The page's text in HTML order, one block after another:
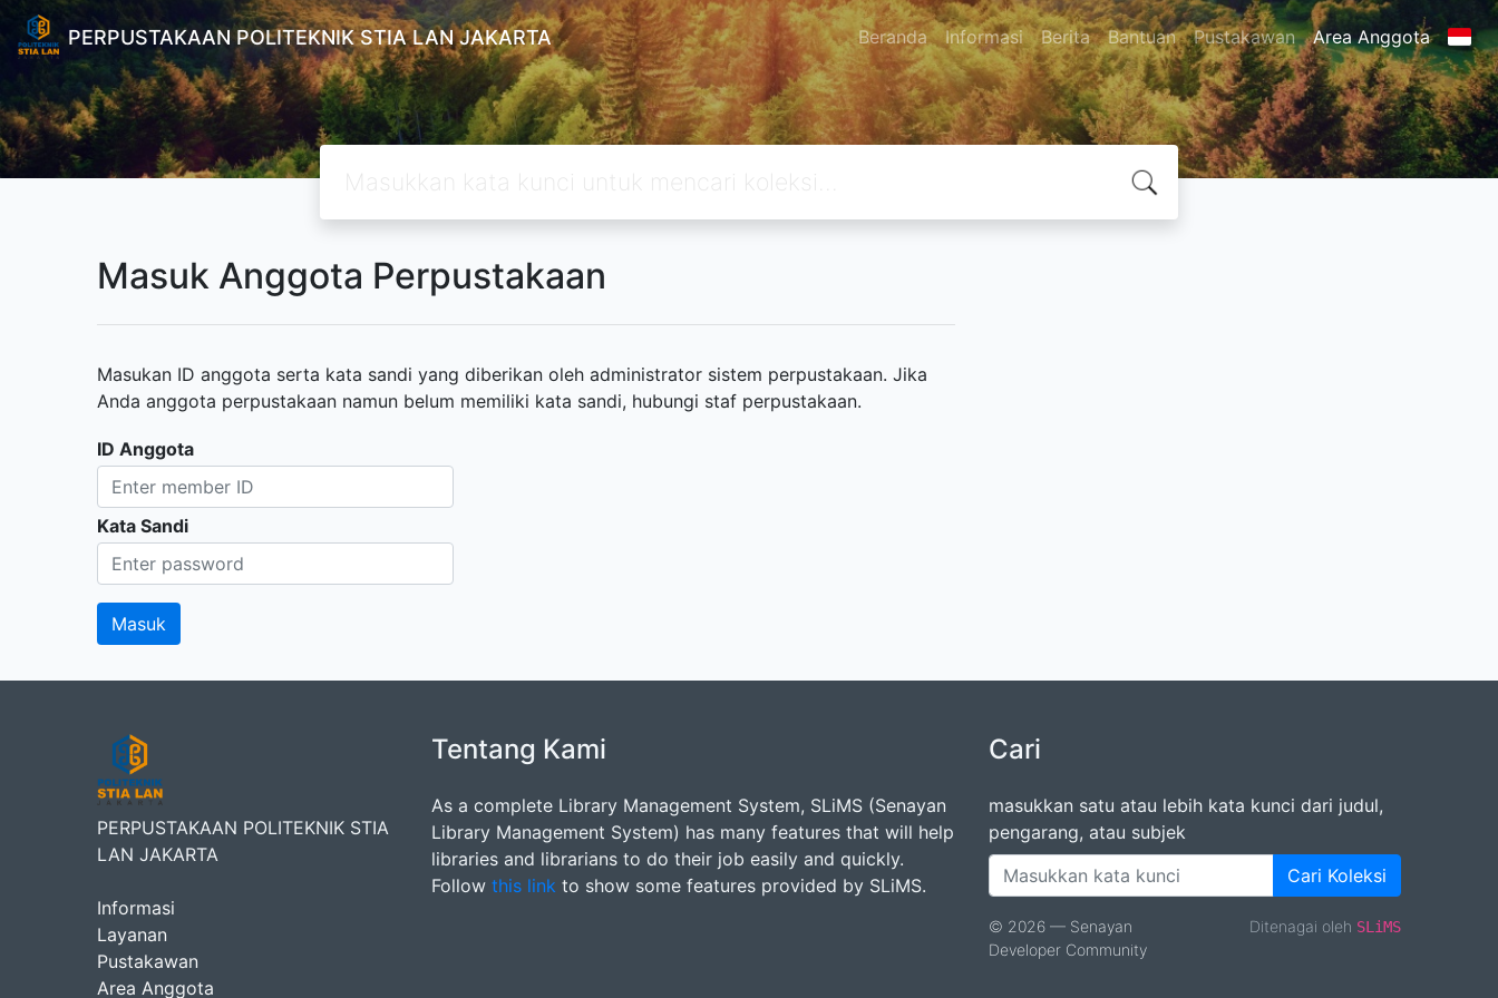
PERPUSTAKAAN POLITEKNIK STIA LAN JAKARTA Beranda Informasi Berita Bantuan Pustakawan Area Anggota
Masuk Anggota Perpustakaan
Masukan ID anggota serta kata sandi yang diberikan oleh administrator sistem perpustakaan. Jika
Anda anggota perpustakaan namun belum memiliki kata sandi, hubungi staf perpustakaan.
ID Anggota
Kata Sandi
PERPUSTAKAAN POLITEKNIK STIA
LAN JAKARTA
Informasi
Layanan
Pustakawan
Area Anggota
Tentang Kami
As a complete Library Management System, SLiMS (Senayan
Library Management System) has many features that will help
libraries and librarians to do their job easily and quickly.
Follow this link to show some features provided by SLiMS.
Cari
masukkan satu atau lebih kata kunci dari judul,
pengarang, atau subjek
Cari Koleksi
© 2026 — Senayan
Developer Community
Ditenagai oleh SLiMS